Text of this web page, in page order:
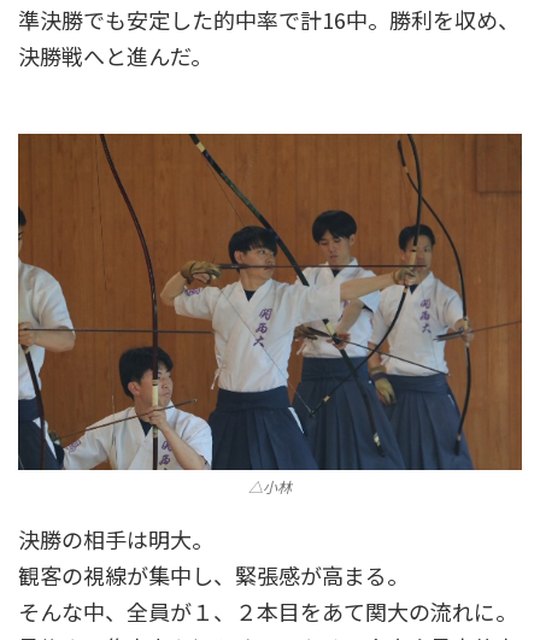
準決勝でも安定した的中率で計16中。勝利を収め、
決勝戦へと進んだ。
△小林
決勝の相手は明大。
観客の視線が集中し、緊張感が高まる。
そんな中、全員が１、２本目をあて関大の流れに。